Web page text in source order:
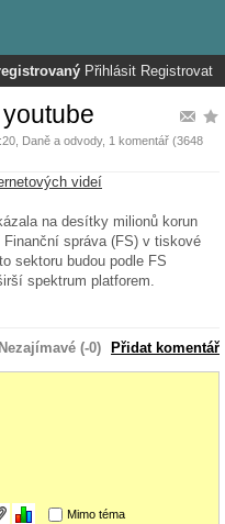
Přihlásit Registrovat
Daně a odvody, 1 komentář (3648
videí
na desítky milionů korun
správa (FS) v tiskové
sektoru budou podle FS
spektrum platforem.
Nezajímavé (-0) Přidat komentář
Mimo téma